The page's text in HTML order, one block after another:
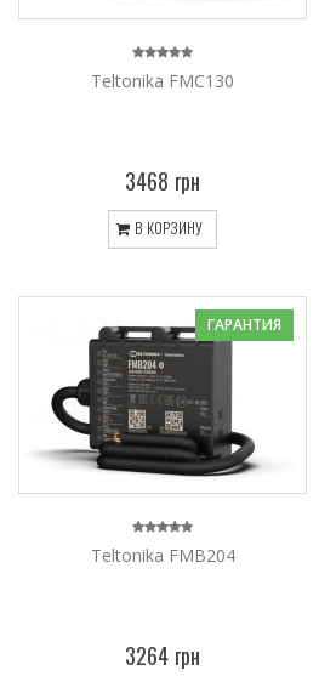
Teltonika FMC130
3468 грн
В КОРЗИНУ
ГАРАНТИЯ
Teltonika FMB204
3264 грн